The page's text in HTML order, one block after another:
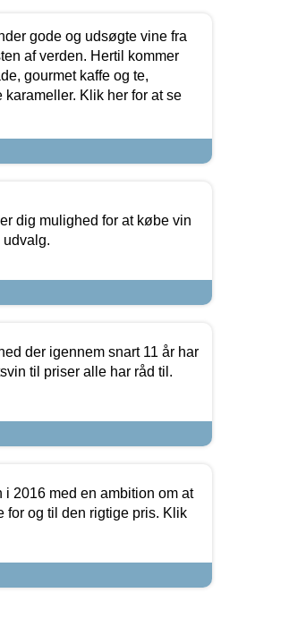
gode og udsøgte vine fra
af verden. Hertil kommer
gourmet kaffe og te,
Klik her for at se
dig mulighed for at købe vin
udvalg.
der igennem snart 11 år har
til priser alle har råd til.
2016 med en ambition om at
for og til den rigtige pris. Klik